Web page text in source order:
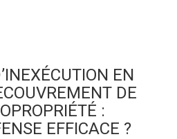
EN
DE
:
EFFICACE ?